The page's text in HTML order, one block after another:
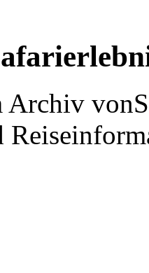
Archiv